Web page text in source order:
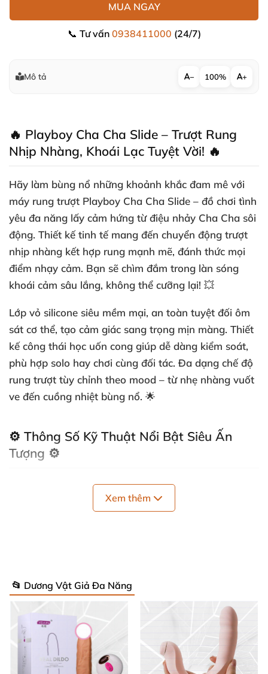
MUA NGAY
📞 Tư vấn 0938411000 (24/7)
Mô tả − 100% +
🔥 Playboy Cha Cha Slide – Trượt Rung
Nhịp Nhàng, Khoái Lạc Tuyệt Vời! 🔥
Hãy làm bùng nổ những khoảnh khắc đam mê với
máy rung trượt Playboy Cha Cha Slide – đồ chơi tình
yêu đa năng lấy cảm hứng từ điệu nhảy Cha Cha sôi
động. Thiết kế tinh tế mang đến chuyển động trượt
nhịp nhàng kết hợp rung mạnh mẽ, đánh thức mọi
điểm nhạy cảm. Bạn sẽ chìm đắm trong làn sóng
khoái cảm sâu lắng, không thể cưỡng lại! 💥
Lớp vỏ silicone siêu mềm mại, an toàn tuyệt đối ôm
sát cơ thể, tạo cảm giác sang trọng mịn màng. Thiết
kế công thái học uốn cong giúp dễ dàng kiểm soát,
phù hợp solo hay chơi cùng đối tác. Đa dạng chế độ
rung trượt tùy chỉnh theo mood – từ nhẹ nhàng vuốt
ve đến cuồng nhiệt bùng nổ. 🌟
⚙️ Thông Số Kỹ Thuật Nổi Bật Siêu Ấn
Tượng ⚙️
: Silicone cao cấp an toàn cơ thể + nhựa
ABS – không gây dị ứng, hypoallergenic, êm ái
Chống nước: IPX7 hoàn toàn waterproof, lý
tưởng tắm sen hoặc ngâm bồn thư giãn. 🚿
Chiều dài tổng
: 7.5 inches (19cm) – kích thước
hoàn hảo, dễ mang theo. 📏
Xem thêm
📂 Dương Vật Giả Đa Năng